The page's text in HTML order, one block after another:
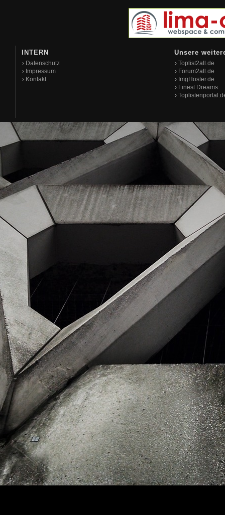
INTERN
› Datenschutz
› Impressum
› Kontakt
Unsere
›Toplist2all.de
› Forum2all.de
› ImgHoster.de
› Finest Dreams
›